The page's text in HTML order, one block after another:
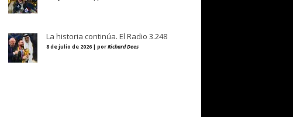
La historia continúa. El Radio 3.248
8 de julio de 2026 | porRichard Dees